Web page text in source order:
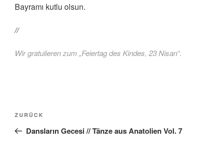
Bayramı kutlu olsun.
//
Wir gratulieren zum „Feiertag des Kindes, 23 Nisan“.
Beitragsnavigation
Vorheriger
Beitrag
ZURÜCK
Dansların Gecesi // Tänze aus Anatolien Vol. 7